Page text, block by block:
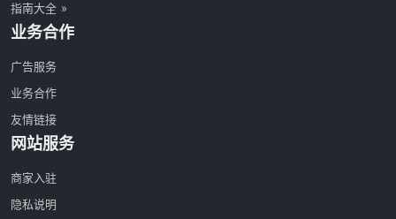
指南大全 »
业务合作
广告服务
业务合作
友情链接
网站服务
商家入驻
隐私说明